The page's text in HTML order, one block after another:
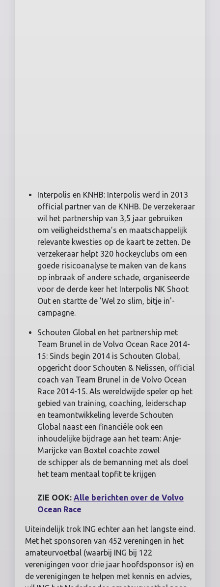
Interpolis en KNHB: Interpolis werd in 2013
official partner van de KNHB. De verzekeraar
wil het partnership van 3,5 jaar gebruiken
om veiligheidsthema’s en maatschappelijk
relevante kwesties op de kaart te zetten. De
verzekeraar helpt 320 hockeyclubs om een
goede risicoanalyse te maken van de kans
op inbraak of andere schade, organiseerde
voor de derde keer het Interpolis NK Shoot
Out en startte de 'Wel zo slim, bitje in'-
campagne.
Schouten Global en het partnership met
Team Brunel in de Volvo Ocean Race 2014-
15: Sinds begin 2014 is Schouten Global,
opgericht door Schouten & Nelissen, official
coach van Team Brunel in de Volvo Ocean
Race 2014-15. Als wereldwijde speler op het
gebied van training, coaching, leiderschap
en teamontwikkeling leverde Schouten
Global naast een financiële ook een
inhoudelijke bijdrage aan het team: Anje-
Marijcke van Boxtel coachte zowel
de schipper als de bemanning met als doel
het team mentaal topfit te krijgen
ZIE OOK: Alle berichten over de Volvo
Ocean Race
Uiteindelijk trok ING echter aan het langste eind.
Met het sponsoren van 452 vereningen in het
amateurvoetbal (waarbij ING bij 122
verenigingen voor drie jaar hoofdsponsor is) en
de verenigingen te helpen met kennis en advies,